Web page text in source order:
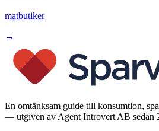
matbutiker
→
En omtänksam guide till konsumtion,
— utgiven av Agent Introvert AB sedan